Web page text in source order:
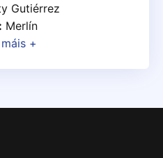
Gutiérrez
Merlín
+